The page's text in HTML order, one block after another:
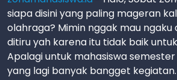
siapa disini yang paling mageran
olahraga? Mimin nggak mau ngaku
ditiru yah karena itu tidak baik
Apalagi untuk mahasiswa
yang lagi banyak bangget kegiatan.